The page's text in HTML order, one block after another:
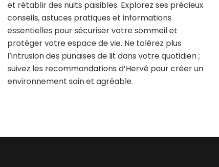
et rétablir des nuits paisibles. Explorez ses précieux
conseils, astuces pratiques et informations
essentielles pour sécuriser votre sommeil et
protéger votre espace de vie. Ne tolérez plus
l’intrusion des punaises de lit dans votre quotidien ;
suivez les recommandations d’Hervé pour créer un
environnement sain et agréable.